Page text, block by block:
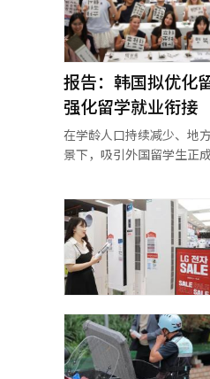
报告：韩国拟优化
强化留学就业衔接
在学龄人口持续减少、地
景下，吸引外国留学生正
影响研究》报告，从高等
地方社会三个维度，对韩
综合分析。报告结合首尔
山市、江原道等留学生聚
大学面板数据完成研究。
留学生呈现学历层次不断
元的发展趋势。 其中，博士阶段外国留学生占
比超过17%，中国留学生
八成以上；本科